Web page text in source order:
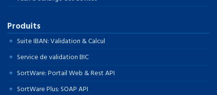
Produits
Suite IBAN: Validation & Calcul
Service de validation BIC
SortWare: Portail Web & Rest API
SortWare Plus: SOAP API